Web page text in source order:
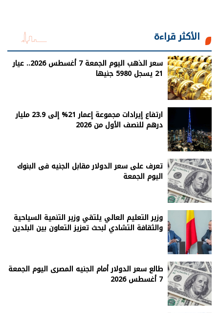
الأكثر قراءة
سعر الذهب اليوم الجمعة 7 أغسطس 2026.. عيار
21 يسجل 5980 جنيها
ارتفاع إيرادات مجموعة إعمار 21% إلى 23.9 مليار
درهم للنصف الأول من 2026
تعرف على سعر الدولار مقابل الجنيه فى البنوك
اليوم الجمعة
وزير التعليم العالي يلتقي وزير التنمية السياحية
والثقافة التشادي لبحث تعزيز التعاون بين البلدين
طالع سعر الدولار أمام الجنيه المصرى اليوم الجمعة
7 أغسطس 2026